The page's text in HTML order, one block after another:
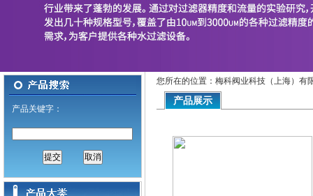
产品关键字：
您所在的位置：梅科阀业科技（上海）有
产品展示